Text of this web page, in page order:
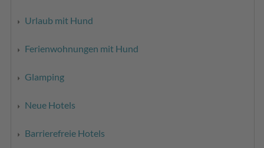
Urlaub mit Hund
Ferienwohnungen mit Hund
Glamping
Neue Hotels
Barrierefreie Hotels